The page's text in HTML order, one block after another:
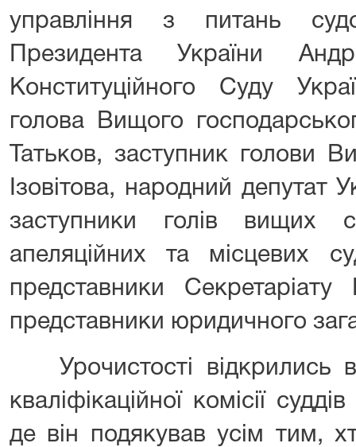
управління з питань
Президента України
Конституційного Суду
голова Вищого
Татьков, заступник голови
Ізовітова, народний депутат
заступники голів вищих
апеляційних та місцевих
представники Секретаріату
представники юридичного
Урочистості
кваліфікаційної комісії
де він подякував усім тим,